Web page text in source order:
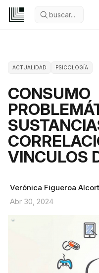
buscar...
ACTUALIDAD PSICOLOGÍA
CONSUMO
VINCULOS
Verónica Figueroa
Abr 30, 2024